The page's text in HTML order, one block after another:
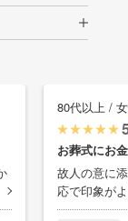
80代以上 /
お葬式にお
故人の意に
応で印象が